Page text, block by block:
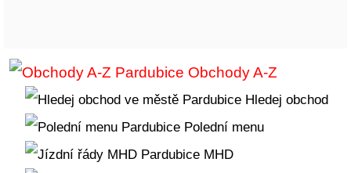
Obchody A-Z
Hledej obchod
Polední menu
MHD